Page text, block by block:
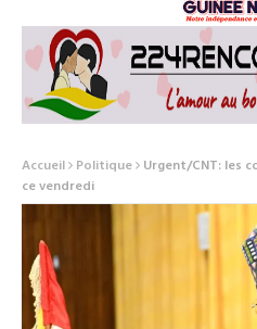
Accueil Politique Urgent/CNT: les
ce vendredi